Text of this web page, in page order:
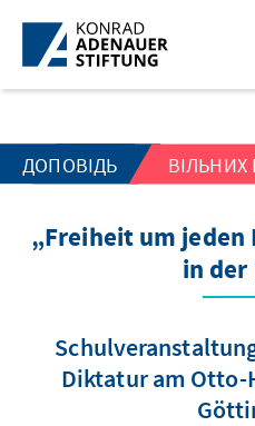
Skip to Main Content
ДОПОВІДЬ ВІЛЬНИХ
„Freiheit um jeden
in der
Diktatur am Otto-